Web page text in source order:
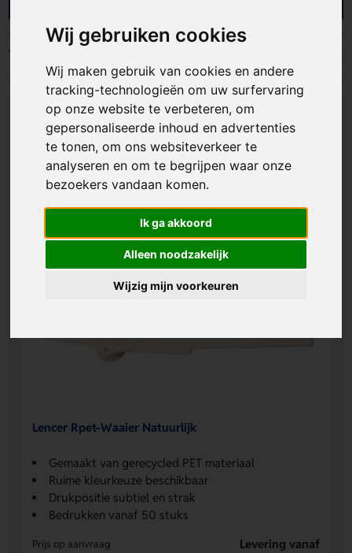
Wij gebruiken cookies
Wij maken gebruik van cookies en andere
tracking-technologieën om uw surfervaring
op onze website te verbeteren, om
gepersonaliseerde inhoud en advertenties
te tonen, om ons websiteverkeer te
analyseren en om te begrijpen waar onze
bezoekers vandaan komen.
Ik ga akkoord
Alleen noodzakelijk
Wijzig mijn voorkeuren
jouw bedrijf ook een verfrissende uitstraling. Dit
Neem snel een kijkje en wuif je concurrentie weg!
Lencer Rpet-Waaier Natuurlijk
Gemaakt van gerecycled PET materiaal
Ruime kleurkeuze beschikbaar
Drukpositie subtiel en strak
Bedrukken vanaf 50 stuks
Prijs op aanvraag
Levering vanaf